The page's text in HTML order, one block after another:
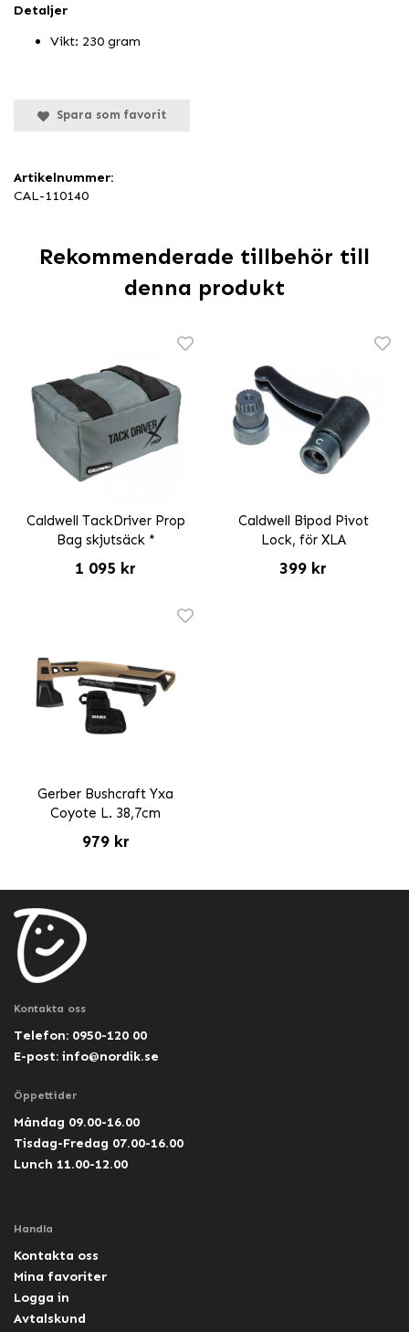
Detaljer
Vikt: 230 gram
Spara som favorit
Artikelnummer:
CAL-110140
Rekommenderade tillbehör till
denna produkt
Caldwell TackDriver Prop
Bag skjutsäck *
1 095 kr
Caldwell Bipod Pivot
Lock, för XLA
399 kr
Gerber Bushcraft Yxa
Coyote L. 38,7cm
979 kr
Kontakta oss
Telefon: 0950-120 00
E-post: info@nordik.se
Öppettider
Måndag 09.00-16.00
Tisdag-Fredag 07.00-16.00
Lunch 11.00-12.00
Handla
Kontakta oss
Mina favoriter
Logga in
Avtalskund